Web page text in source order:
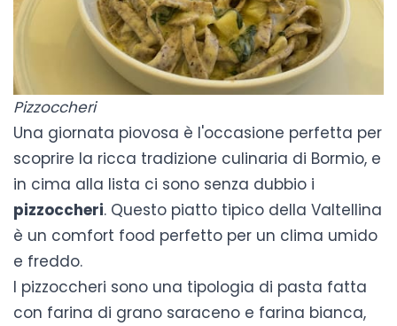
Pizzoccheri
Una giornata piovosa è l'occasione perfetta per
scoprire la ricca tradizione culinaria di Bormio, e
in cima alla lista ci sono senza dubbio i
pizzoccheri. Questo piatto tipico della Valtellina
è un comfort food perfetto per un clima umido
e freddo.
I pizzoccheri sono una tipologia di pasta fatta
con farina di grano saraceno e farina bianca,